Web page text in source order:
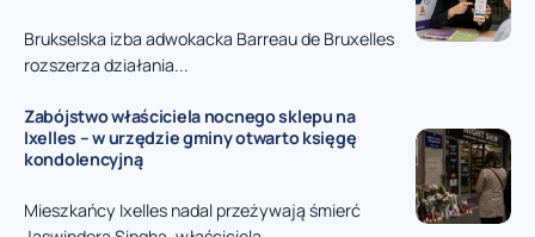
Brukselska izba adwokacka Barreau de Bruxelles
rozszerza działania...
Zabójstwo właściciela nocnego sklepu na
Ixelles – w urzędzie gminy otwarto księgę
kondolencyjną
Mieszkańcy Ixelles nadal przeżywają śmierć